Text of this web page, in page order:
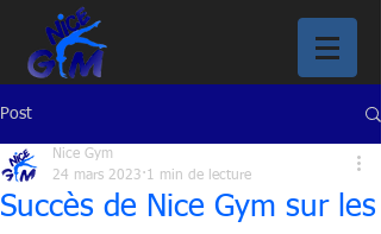
Post
Succès de Nice Gym sur les
Nice Gym
24 mars 2023 1 min de lecture